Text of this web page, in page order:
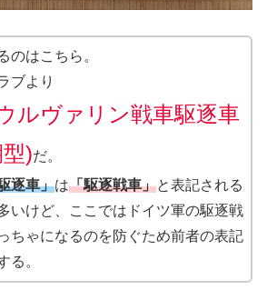
のはこちら。
ブより
ルヴァリン戦車駆逐車
)だ。
逐車」は「駆逐戦車」と表記される
いけど、ここではドイツ軍の駆逐戦
ちゃになるのを防ぐため前者の表記
る。